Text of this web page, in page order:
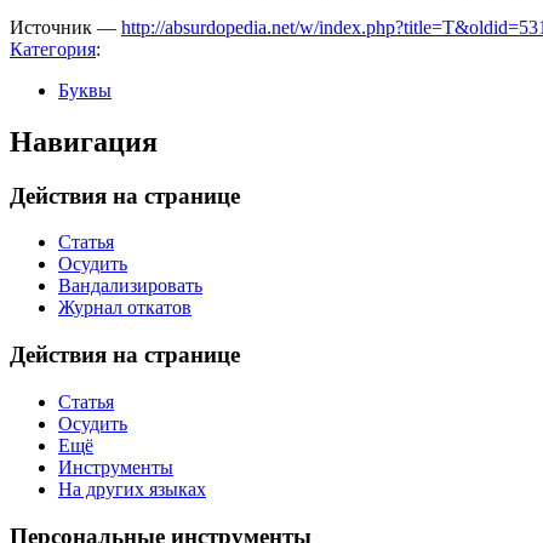
Источник — http://absurdopedia.net/w/
Категория:
Буквы
Навигация
Действия на странице
Статья
Осудить
Вандализировать
Журнал откатов
Действия на странице
Статья
Осудить
Ещё
Инструменты
На других языках
Персональные инструменты